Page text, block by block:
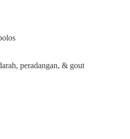
peradangan, & gout